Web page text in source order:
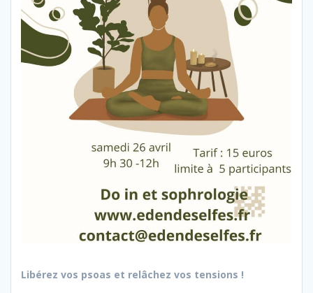
Libérez vos psoas et relâchez vos tensions !